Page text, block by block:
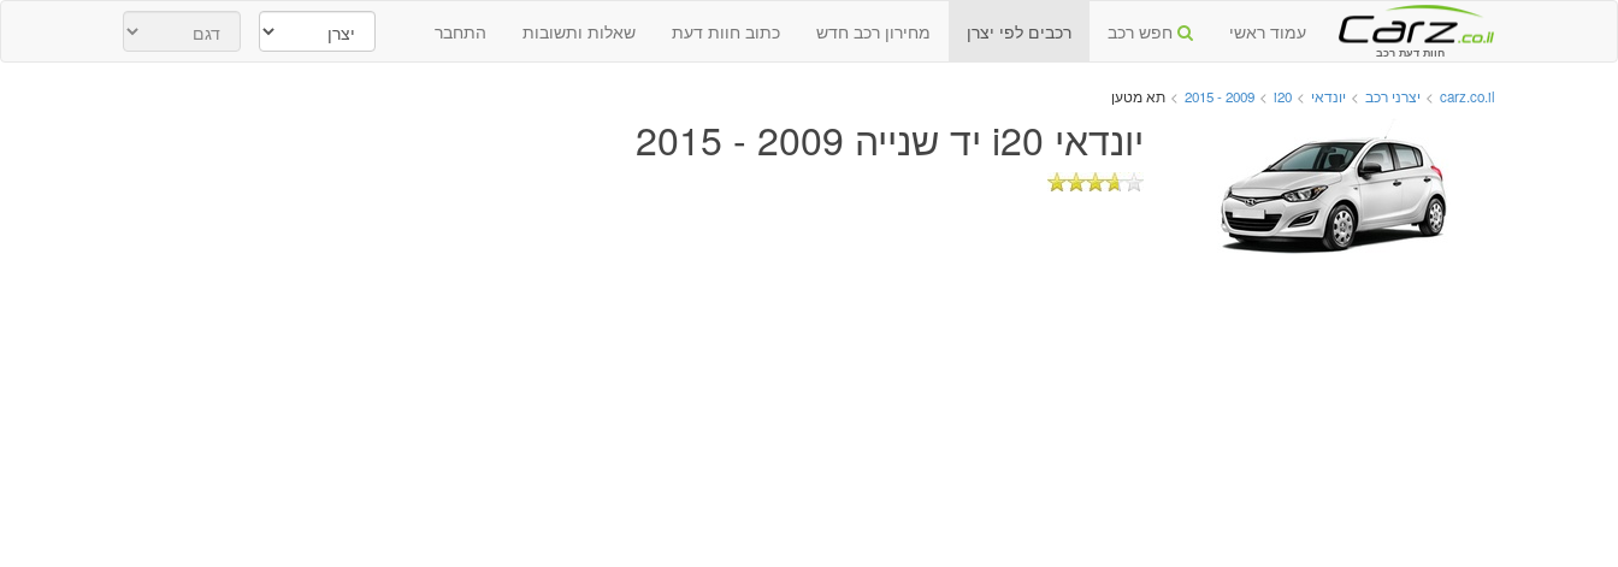
חוות דעת רכב
עמוד ראשי חפש רכב רכבים לפי יצרן מחירון רכב חדש כתוב חוות דעת שאלות ותשובות התחבר
carz.co.il
> יצרני רכב > יונדאי >
i20
>
2009 - 2015
> תא מטען
יונדאי i20 יד שנייה 2009 - 2015